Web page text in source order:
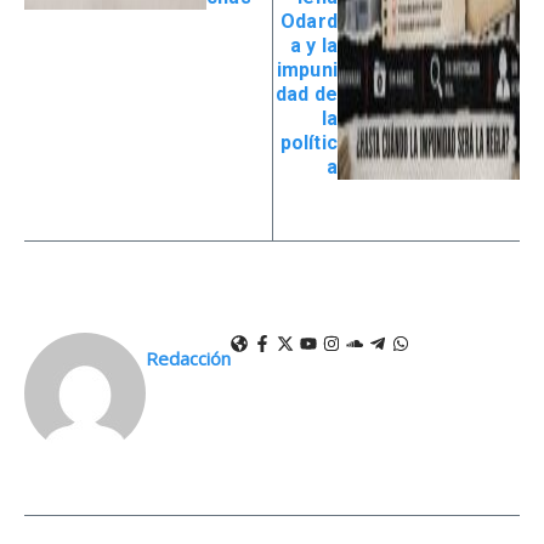
Odard
a y la
impuni
dad de
la
polític
a
Redacción